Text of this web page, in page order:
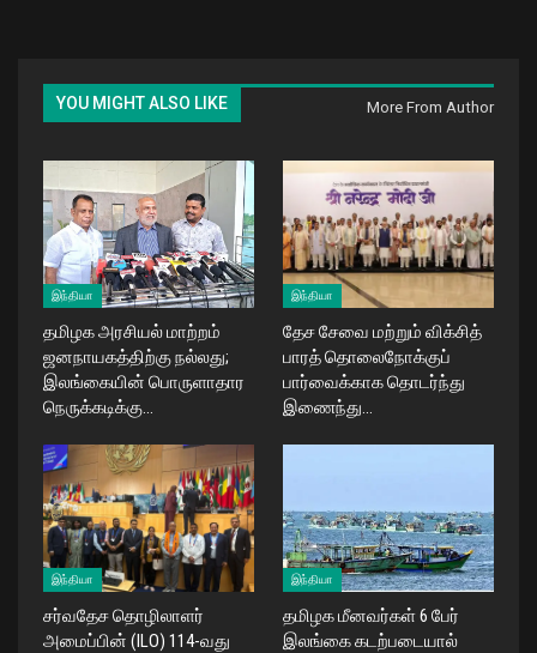
YOU MIGHT ALSO LIKE More From Author
இந்தியா
தமிழக அரசியல் மாற்றம்
ஜனநாயகத்திற்கு நல்லது;
இலங்கையின் பொருளாதார
நெருக்கடிக்கு…
இந்தியா
தேச சேவை மற்றும் விக்சித்
பாரத் தொலைநோக்குப்
பார்வைக்காக தொடர்ந்து
இணைந்து…
இந்தியா
சர்வதேச தொழிலாளர்
அமைப்பின் (ILO) 114-வது
இந்தியா
தமிழக மீனவர்கள் 6 பேர்
இலங்கை கடற்படையால்